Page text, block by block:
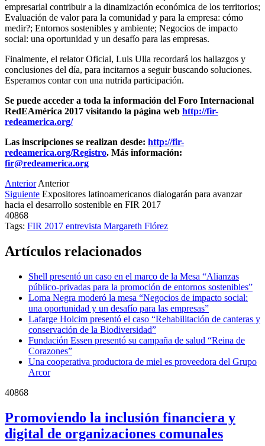
empresarial contribuir a la dinamización económica de los territorios;
Evaluación de valor para la comunidad y para la empresa: cómo
medir?; Entornos sostenibles y ambiente; Negocios de impacto
social: una oportunidad y un desafío para las empresas.
Finalmente, el relator Oficial, Luis Ulla recordará los hallazgos y
conclusiones del día, para incitarnos a seguir buscando soluciones.
Esperamos contar con una nutrida participación.
Se puede acceder a toda la información del Foro Internacional
RedEAmérica 2017 visitando la página web http://fir-
redeamerica.org/
Las inscripciones se realizan desde: http://fir-
redeamerica.org/Registro. Más información:
fir@redeamerica.org
Anterior Anterior
Siguiente Expositores latinoamericanos dialogarán para avanzar
hacia el desarrollo sostenible en FIR 2017
40868
Tags: FIR 2017 entrevista Margareth Flórez
Artículos relacionados
Shell presentó un caso en el marco de la Mesa “Alianzas
público-privadas para la promoción de entornos sostenibles”
Loma Negra moderó la mesa “Negocios de impacto social:
una oportunidad y un desafío para las empresas”
Lafarge Holcim presentó el caso “Rehabilitación de canteras y
conservación de la Biodiversidad”
Fundación Essen presentó su campaña de salud “Reina de
Corazones”
Una cooperativa productora de miel es proveedora del Grupo
Arcor
40868
Promoviendo la inclusión financiera y
digital de organizaciones comunales